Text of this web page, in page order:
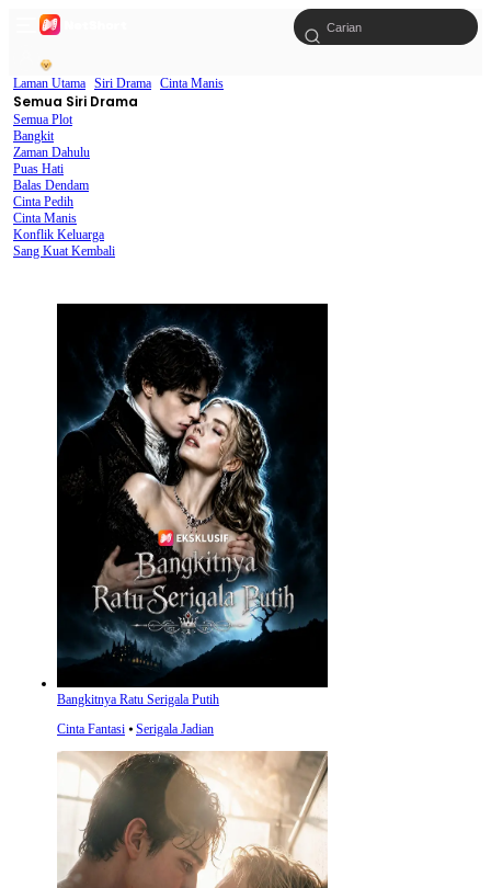
Laman Utama Siri Drama Cinta Manis
Semua Siri Drama
Semua Plot
Bangkit
Zaman Dahulu
Puas Hati
Balas Dendam
Cinta Pedih
Cinta Manis
Konflik Keluarga
Sang Kuat Kembali
Bangkitnya Ratu Serigala Putih
Cinta Fantasi ⦁ Serigala Jadian